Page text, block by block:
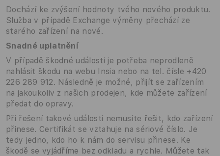
Dochází ke zvýšení hodnoty tvého nového produktu.
Služba v případě Exchange výměny přechází ze
starého zařízení na nové.
Snadné uplatnění
V případě škodné události je potřeba neprodleně
nahlásit škodu na webu Insia nebo na tel. čísle +420
226 289 912. Následně je možné, přijít se zařízením
na jakoukoliv z našich prodejen, kde můžete zařízení
předat do opravy.
Při řešení takové události nemusíte řešit, kdo zařízení
přinese. Certifikát se vztahuje na sériové číslo. Je
tedy jedno, kdo ho k nám do servisu přinese. Ke
škodě se vyjádříme bez odkladu a rychle. Můžete tak